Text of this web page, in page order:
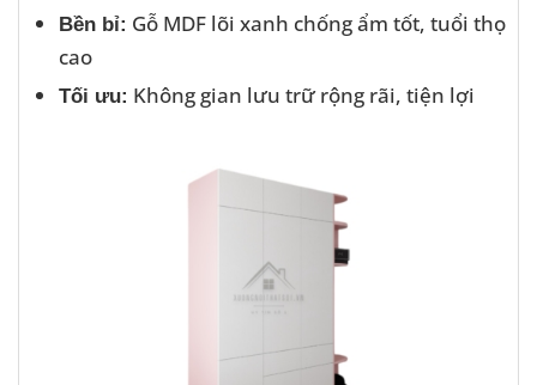
Bền bỉ: Gỗ MDF lõi xanh chống ẩm tốt, tuổi thọ
cao
Tối ưu: Không gian lưu trữ rộng rãi, tiện lợi